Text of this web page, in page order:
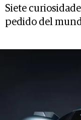
Siete
pedido del